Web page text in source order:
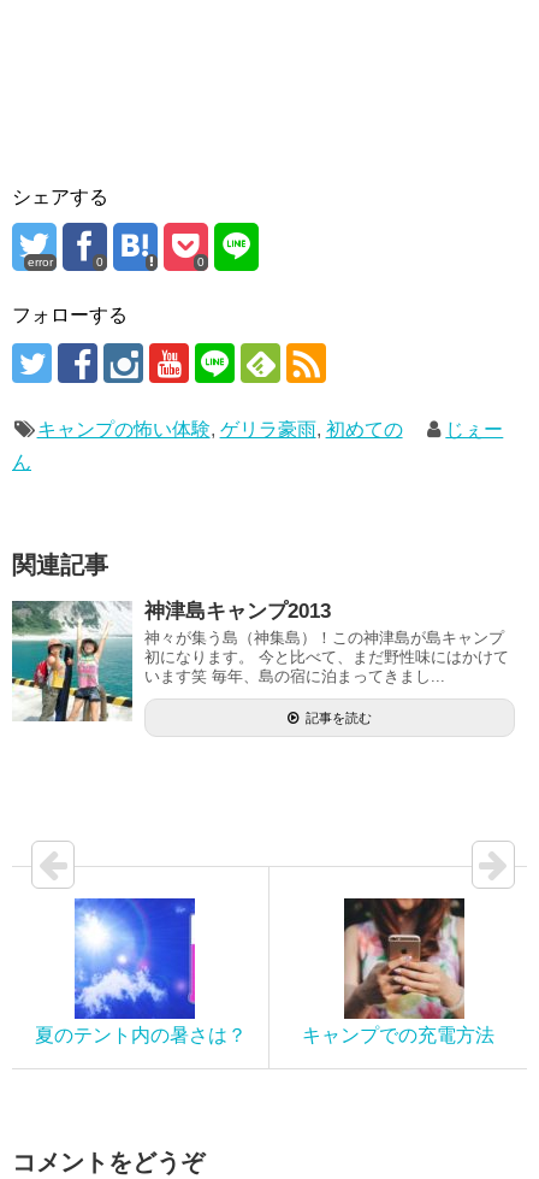
シェアする
error 0 0
フォローする
キャンプの怖い体験, ゲリラ豪雨, 初めての
じぇー
ん
関連記事
神津島キャンプ2013
神々が集う島（神集島）！この神津島が島キャンプ
初になります。 今と比べて、まだ野性味にはかけて
います笑 毎年、島の宿に泊まってきまし...
記事を読む
夏のテント内の暑さは？ キャンプでの充電方法
コメントをどうぞ